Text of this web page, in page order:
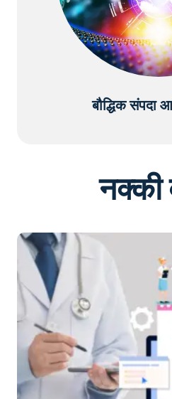
बौद्धिक संपदा
नक्की